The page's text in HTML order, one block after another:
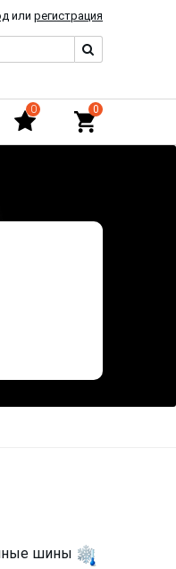
или регистрация
0 0
шины